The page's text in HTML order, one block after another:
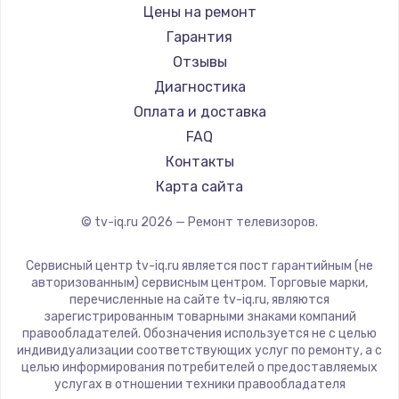
Замена видеокарты
1600 руб.
Ремонт разъема питания
880 руб.
Заказать
Замена видеочипа
Заказать
Замена северного моста
2600 руб.
Заказать
Daewoo
Centek
Telefunken
Hyundai
Doffler
Hiper
Grundig
HITACHI
Yandex
National
iFFALCON
Tuvio
Nord
Цены на ремонт
Гарантия
Отзывы
Диагностика
Оплата и доставка
FAQ
Контакты
Карта сайта
© tv-iq.ru 2026 — Ремонт телевизоров.
Сервисный центр tv-iq.ru является пост гарантийным (не
авторизованным) сервисным центром. Торговые марки,
перечисленные на сайте tv-iq.ru, являются
зарегистрированным товарными знаками компаний
правообладателей. Обозначения используется не с целью
индивидуализации соответствующих услуг по ремонту, а с
целью информирования потребителей о предоставляемых
услугах в отношении техники правообладателя